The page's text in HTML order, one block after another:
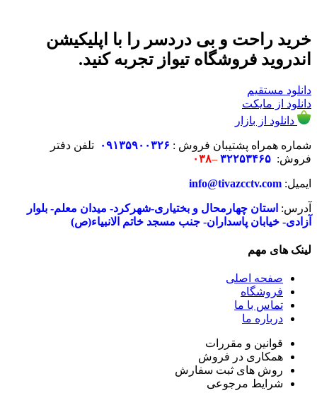
خرید راحت و بی دردسر را با اپلیکیشن
اندروید فروشگاه تیواز تجربه کنید.
دانلود مستقیم
دانلود از مایکت
دانلود از بازار
شماره همراه پشتیبان فروش : ۰۹۱۳۵۹۰ ۰۳۲۶
تلفن دفتر
فروش: ۳۲۲۵۳۴۶۵–۰۳۸
ایمیل: info@tivazcctv.com
آدرس: استان چهارمحال و بختیاری-شهرکرد- میدان معلم- بلوار
آزادی- خیابان پاسداران- جنب مسجد خاتم الانبیاء(ص)
لینک های مهم
صفحه اصلی
فروشگاه
تماس با ما
درباره ما
قوانین و مقررات
همکاری در فروش
روش های ثبت سفارش
شرایط مرجوعی